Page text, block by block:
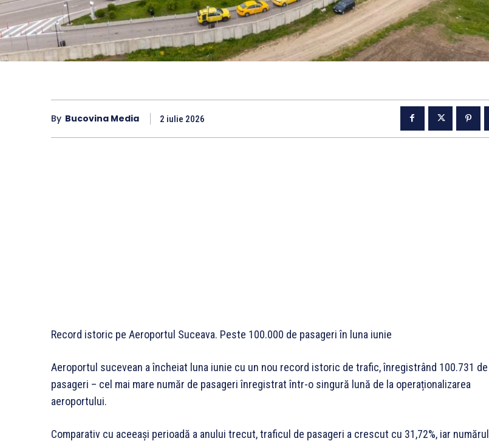
By Bucovina Media 2 iulie 2026
Record istoric pe Aeroportul Suceava. Peste 100.000 de pasageri în luna iunie
Aeroportul sucevean a încheiat luna iunie cu un nou record istoric de trafic, înregistrând 100.731 de
pasageri – cel mai mare număr de pasageri înregistrat într-o singură lună de la operaționalizarea
aeroportului.
Comparativ cu aceeași perioadă a anului trecut, traficul de pasageri a crescut cu 31,72%, iar numărul